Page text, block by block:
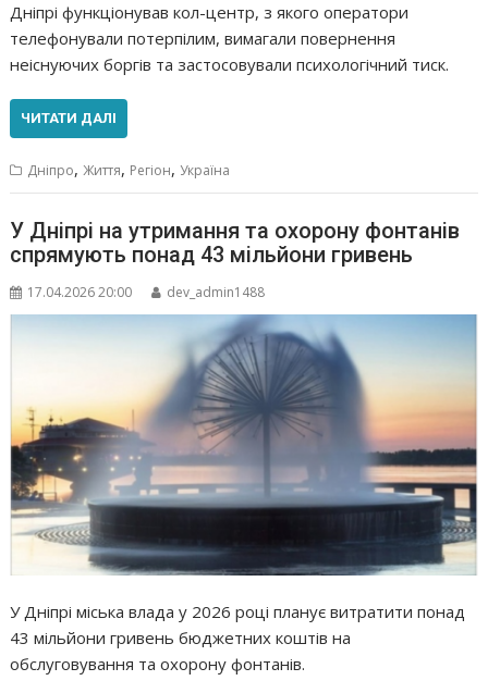
Дніпрі функціонував кол-центр, з якого оператори
телефонували потерпілим, вимагали повернення
неіснуючих боргів та застосовували психологічний тиск.
ЧИТАТИ ДАЛІ
Дніпро,Життя, Регіон,Україна
У Дніпрі на утримання та охорону фонтанів
спрямують понад 43 мільйони гривень
17.04.2026 20:00 dev_admin1488
У Дніпрі міська влада у 2026 році планує витратити понад
43 мільйони гривень бюджетних коштів на
обслуговування та охорону фонтанів.